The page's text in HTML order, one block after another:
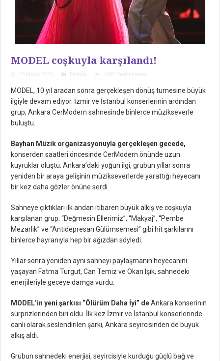
MODEL coşkuyla karşılandı!
MODEL, 10 yıl aradan sonra gerçekleşen dönüş turnesine büyük
ilgiyle devam ediyor. İzmir ve İstanbul konserlerinin ardından
grup, Ankara CerModern sahnesinde binlerce müzikseverle
buluştu.
Bayhan Müzik organizasyonuyla gerçekleşen gecede,
konserden saatleri öncesinde CerModern önünde uzun
kuyruklar oluştu. Ankara’daki yoğun ilgi, grubun yıllar sonra
yeniden bir araya gelişinin müzikseverlerde yarattığı heyecanı
bir kez daha gözler önüne serdi.
Sahneye çıktıkları ilk andan itibaren büyük alkış ve coşkuyla
karşılanan grup; “Değmesin Ellerimiz”, “Makyaj”, “Pembe
Mezarlık” ve “Antidepresan Gülümsemesi” gibi hit şarkılarını
binlerce hayranıyla hep bir ağızdan söyledi.
Yıllar sonra yeniden aynı sahneyi paylaşmanın heyecanını
yaşayan Fatma Turgut, Can Temiz ve Okan Işık, sahnedeki
enerjileriyle geceye damga vurdu.
MODEL’in yeni şarkısı “Ölürüm Daha İyi” deAnkara konserinin
sürprizlerinden biri oldu. İlk kez İzmir ve İstanbul konserlerinde
canlı olarak seslendirilen şarkı, Ankara seyircisinden de büyük
alkış aldı.
Grubun sahnedeki enerjisi, seyircisiyle kurduğu güçlü bağ ve